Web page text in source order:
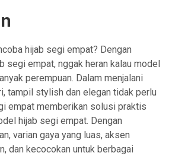
hijab segi empat? Dengan
segi empat, nggak heran kalau model
perempuan. Dalam menjalani
tampil stylish dan elegan tidak perlu
empat memberikan solusi praktis
hijab segi empat. Dengan
varian gaya yang luas, aksen
dan kecocokan untuk berbagai